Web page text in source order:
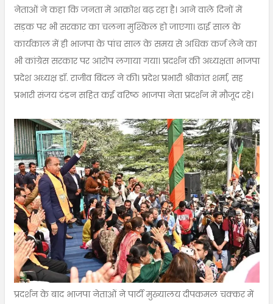
नेताओं ने कहा कि जनता में आक्रोश बढ़ रहा है। आने वाले दिनों में
सड़क पर भी सरकार का चलना मुश्किल हो जाएगा। ढाई साल के
कार्यकाल में ही भाजपा के पांच साल के समय से अधिक कर्ज लेने का
भी कांग्रेस सरकार पर आरोप लगाया गया। प्रदर्शन की अध्यक्षता भाजपा
प्रदेश अध्यक्ष डॉ. राजीव बिंदल ने की। प्रदेश प्रभारी श्रीकांत शर्मा, सह
प्रभारी संजय टंडन सहित कई वरिष्ठ भाजपा नेता प्रदर्शन में मौजूद रहे।
प्रदर्शन के बाद भाजपा नेताओं ने पार्टी मुख्यालय दीपकमल चक्कर में